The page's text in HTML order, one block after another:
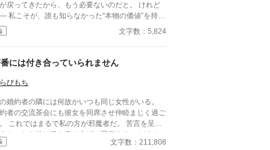
戻ってきたから、もう必要ないのだと。 けれど
本物の価値”を持っ
だ一人、すべてを癒す力。 そし
その価値を知るただ一人の人が、皇帝となって私
必要とされる場所へ辿り着く物語。
文字数：5,824
には付き合っていられません
びもち
婚約者の隣には何故かいつも同じ女性がいる。
者の交流茶会にも彼女を同席させ仲睦まじく過ご
これではまるで私の方が邪魔者だ。 苦言を呈し
ものなら彼は目を吊り上げて罵倒する。 どうし
約者同士の交流にわざわざ部外者を連れてくるの
文字数：211,808